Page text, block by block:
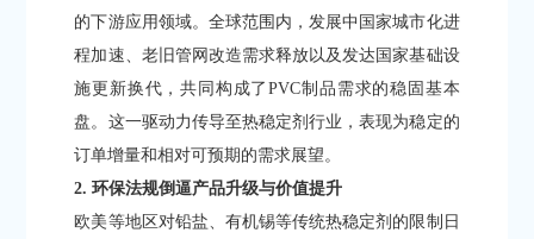
的下游应用领域。全球范围内，发展中国家城市化进
程加速、老旧管网改造需求释放以及发达国家基础设
施更新换代，共同构成了PVC制品需求的稳固基本
盘。这一驱动力传导至热稳定剂行业，表现为稳定的
订单增量和相对可预期的需求展望。
2. 环保法规倒逼产品升级与价值提升
欧美等地区对铅盐、有机锡等传统热稳定剂的限制日